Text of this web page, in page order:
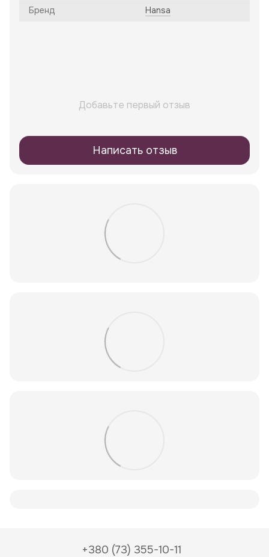
Бренд
Hansa
Добавьте первый отзыв
Написать отзыв
+380 (73) 355-10-11